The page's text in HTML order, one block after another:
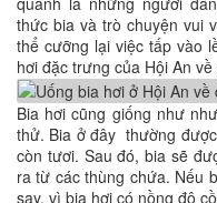
thức bia và trò chuyện vui
thể cưỡng lại việc tấp vào
hơi đặc trưng của Hội An về
Bia hơi cũng giống như
thử. Bia ở đây thường
còn tươi. Sau đó, bia sẽ
ra từ các thùng chứa. Nếu
say, vì bia hơi có nồng độ